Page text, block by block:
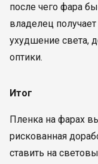
после чего фара
владелец
ухудшение света,
оптики.
Итог
Пленка на фарах
рискованная
ставить на